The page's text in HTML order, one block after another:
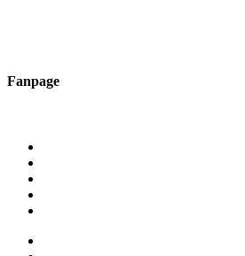
Fanpage